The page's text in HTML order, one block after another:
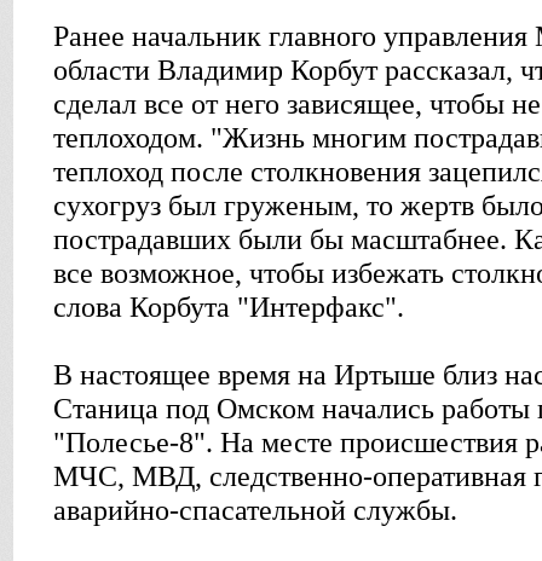
Ранее начальник главного
области Владимир Корбут рассказал,
сделал все от него зависящее, чтобы
теплоходом. "Жизнь многим
теплоход после столкновения
сухогруз был груженым, то жертв
пострадавших были бы масштабнее.
все возможное, чтобы избежать
слова Корбута "Интерфакс".
В настоящее время на Иртыше близ
Станица под Омском начались работы
"Полесье-8". На месте происшествия
МЧС, МВД, следственно-оперативная
аварийно-спасательной службы.